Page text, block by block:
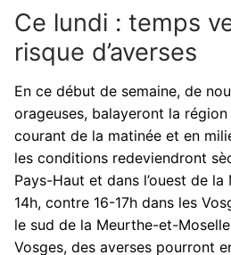
Ce lundi : temps
risque d’averses
En ce début de semaine, de
orageuses, balayeront la région
courant de la matinée et en
les conditions redeviendront
Pays-Haut et dans l’ouest de
14h, contre 16-17h dans les
le sud de la Meurthe-et-
Vosges, des averses pourront